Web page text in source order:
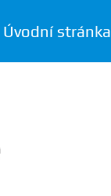
Úvodní stránka